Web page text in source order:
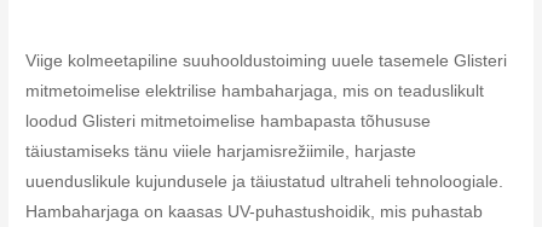
Viige kolmeetapiline suuhooldustoiming uuele tasemele Glisteri
mitmetoimelise elektrilise hambaharjaga, mis on teaduslikult
loodud Glisteri mitmetoimelise hambapasta tõhususe
täiustamiseks tänu viiele harjamisrežiimile, harjaste
uuenduslikule kujundusele ja täiustatud ultraheli tehnoloogiale.
Hambaharjaga on kaasas UV-puhastushoidik, mis puhastab